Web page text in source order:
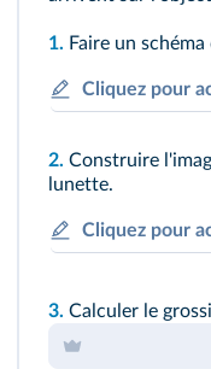
1. Faire un
Cliquez pour
2. Construire
lunette.
Cliquez pour
3. Calculer le